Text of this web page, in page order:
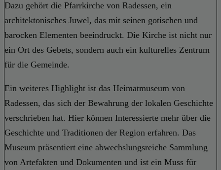
Dazu gehört die Pfarrkirche von Radessen, ein
architektonisches Juwel, das mit seinen gotischen und
barocken Elementen beeindruckt. Die Kirche ist nicht nur
ein Ort des Gebets, sondern auch ein kulturelles Zentrum
für die Gemeinde.
Ein weiteres Highlight ist das Heimatmuseum von
Radessen, das sich der Bewahrung der lokalen Geschichte
verschrieben hat. Hier können Interessierte mehr über die
Geschichte und Traditionen der Region erfahren. Das
Museum präsentiert eine abwechslungsreiche Sammlung
von Artefakten und Dokumenten und ist ein Muss für